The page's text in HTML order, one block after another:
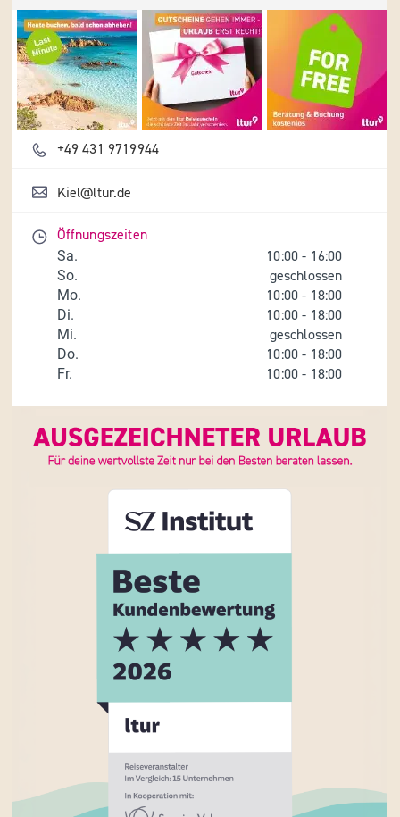
Details und Fotos
+49 431 9719944
Kiel@ltur.de
Öffnungszeiten
Sa. 10:00 - 16:00
So. geschlossen
Mo. 10:00 - 18:00
Di. 10:00 - 18:00
Mi. geschlossen
Do. 10:00 - 18:00
Fr. 10:00 - 18:00